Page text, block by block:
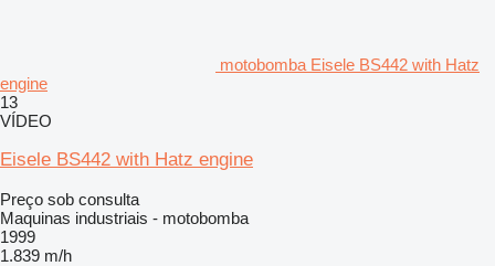
motobomba Eisele BS442 with Hatz
engine
13
VÍDEO
Eisele BS442 with Hatz engine
Preço sob consulta
Maquinas industriais - motobomba
1999
1.839 m/h